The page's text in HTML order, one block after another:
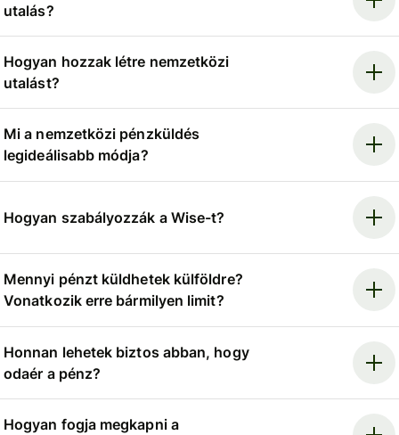
utalás?
Hogyan hozzak létre nemzetközi
utalást?
Mi a nemzetközi pénzküldés
legideálisabb módja?
Hogyan szabályozzák a Wise-t?
Mennyi pénzt küldhetek külföldre?
Vonatkozik erre bármilyen limit?
Honnan lehetek biztos abban, hogy
odaér a pénz?
Hogyan fogja megkapni a